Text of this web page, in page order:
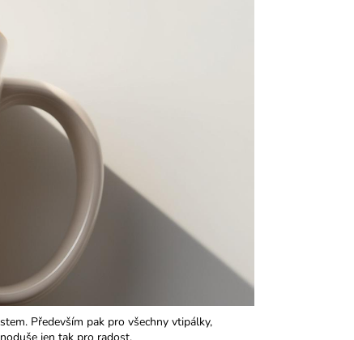
Především pak pro všechny vtipálky,